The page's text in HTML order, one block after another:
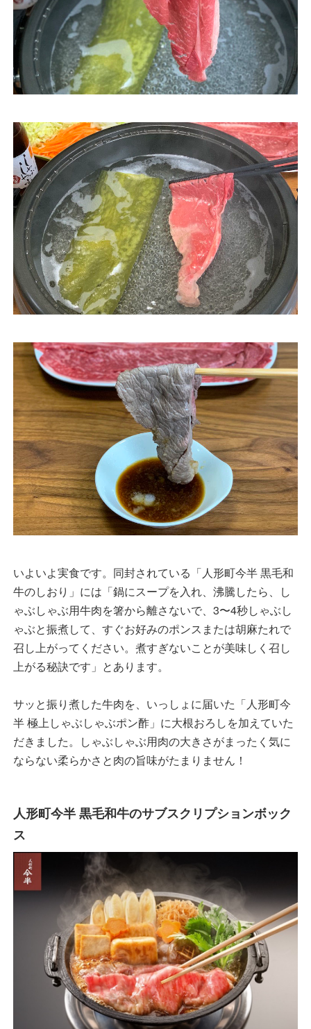
いよいよ実食です。同封されている「人形町今半 黒毛和
牛のしおり」には「鍋にスープを入れ、沸騰したら、し
ゃぶしゃぶ用牛肉を箸から離さないで、3〜4秒しゃぶし
ゃぶと振煮して、すぐお好みのポンスまたは胡麻たれで
召し上がってください。煮すぎないことが美味しく召し
上がる秘訣です」とあります。
サッと振り煮した牛肉を、いっしょに届いた「人形町今
半 極上しゃぶしゃぶポン酢」に大根おろしを加えていた
だきました。しゃぶしゃぶ用肉の大きさがまったく気に
ならない柔らかさと肉の旨味がたまりません！
人形町今半 黒毛和牛のサブスクリプションボック
ス